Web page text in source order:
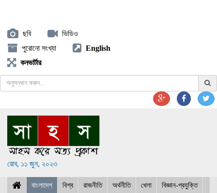
ছবি
ভিডিও
পুরোনো সংখ্যা
English
কনভার্টার
রোব, ১১ জুন, ২০২৩
বাংলাদেশ বিশ্ব রাজনীতি অর্থনীতি খেলা বিজ্ঞান-প্রযুক্তি